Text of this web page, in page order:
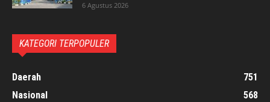
6 Agustus 2026
KATEGORI TERPOPULER
Daerah
751
Nasional
568